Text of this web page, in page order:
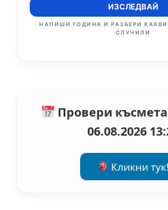
ИЗСЛЕДВАЙ
НАПИШИ ГОДИНА И РАЗБЕРИ
СЛУЧИЛИ
Провери късмета
06.08.2026
Кликни тук!